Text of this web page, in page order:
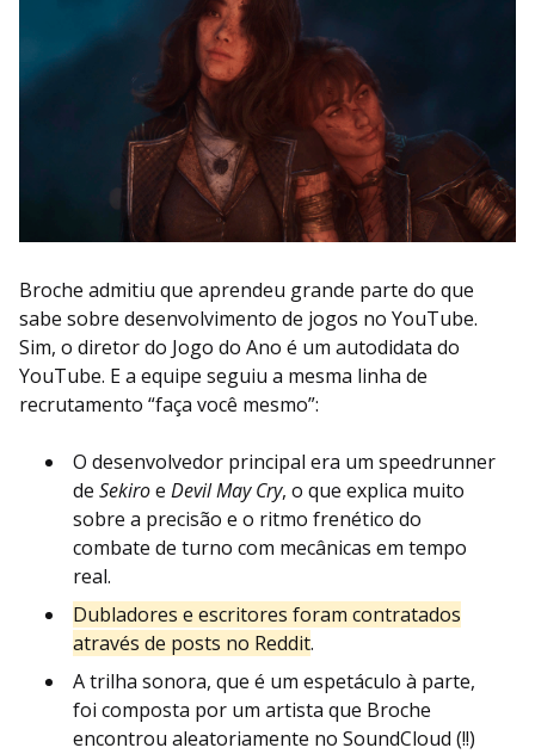
Broche admitiu que aprendeu grande parte do que
sabe sobre desenvolvimento de jogos no YouTube.
Sim, o diretor do Jogo do Ano é um autodidata do
YouTube. E a equipe seguiu a mesma linha de
recrutamento “faça você mesmo”:
O desenvolvedor principal era um speedrunner
de Sekiroe Devil May Cry, o que explica muito
sobre a precisão e o ritmo frenético do
combate de turno com mecânicas em tempo
real.
Dubladores e escritores foram contratados
através de posts no Reddit.
A trilha sonora, que é um espetáculo à parte,
foi composta por um artista que Broche
encontrou aleatoriamente no SoundCloud (!!)